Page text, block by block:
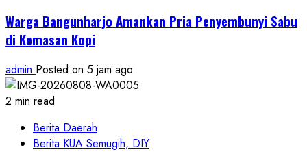
Warga Bangunharjo Amankan Pria Penyembunyi Sabu
di Kemasan Kopi
admin Posted on 5 jam ago
2 min read
Berita Daerah
Berita KUA Semugih, DIY